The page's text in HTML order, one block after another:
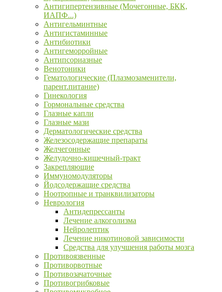
Антигипертензивные (Мочегонные, БКК,
ИАПФ...)
Антигельминтные
Антигистаминные
Антибиотики
Антигеморройные
Антипсориазные
Венотоники
Гематологические (Плазмозаменители,
парент.питание)
Гинекология
Гормональные средства
Глазные капли
Глазные мази
Дерматологические средства
Железосодержащие препараты
Желчегонные
Желудочно-кишечный-тракт
Закрепляющие
Иммуномодуляторы
Йодсодержащие средства
Ноотропные и транквилизаторы
Неврология
Антидепрессанты
Лечение алкоголизма
Нейролептик
Лечение никотиновой зависимости
Средства для улучшения работы мозга
Противоязвенные
Противорвотные
Противозачаточные
Противогрибковые